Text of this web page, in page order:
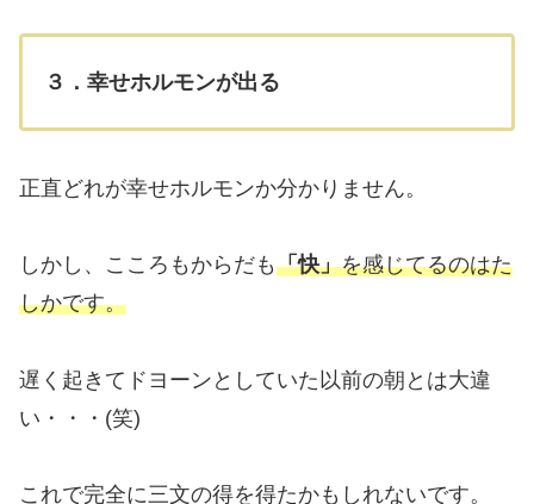
３．幸せホルモンが出る
正直どれが幸せホルモンか分かりません。
しかし、こころもからだも「快」を感じてるのはた
しかです。
遅く起きてドヨーンとしていた以前の朝とは大違
い・・・(笑)
これで完全に三文の得を得たかもしれないです。